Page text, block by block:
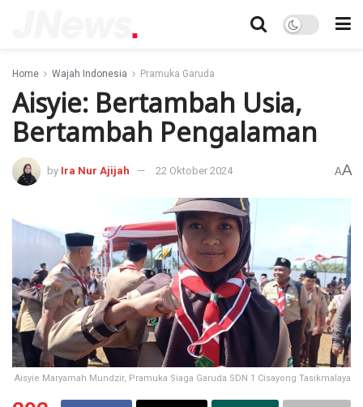
Home Wajah Indonesia Pramuka Garuda
Aisyie: Bertambah Usia,
Bertambah Pengalaman
by Ira Nur Ajijah 22 Oktober 2024 AA
Aisyie Maryamah Mundzir, Pramuka Siaga Garuda SDN 1 Cisayong Tasikmalaya